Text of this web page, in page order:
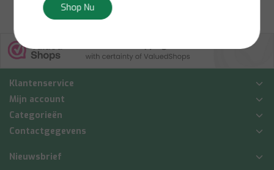
Klantenservice
Mijn account
Categorieën
Contactgegevens
Nieuwsbrief
Shop Nu